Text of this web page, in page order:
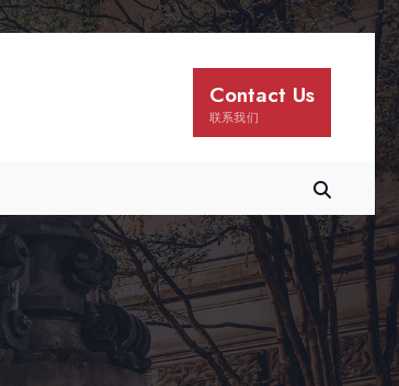
Contact Us
联系我们